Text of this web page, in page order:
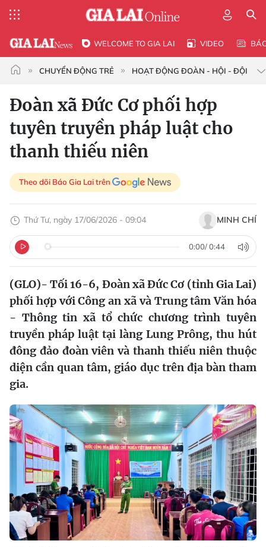
WELCOME TO GIA LAI VIDEO
CHUYỂN ĐỘNG TRẺ HOẠT ĐỘNG ĐOÀN - HỘI - ĐỘI
Đoàn xã Đức Cơ phối hợp
tuyên truyền pháp luật cho
thanh thiếu niên
Theo dõi Báo Gia Lai trên
Thứ Tư, ngày 17/06/2026 - 09:04 MINH CHÍ
0:00/0:44
(GLO)- Tối 16-6, Đoàn xã Đức Cơ (tỉnh Gia Lai)
phối hợp với Công an xã và Trung tâm Văn hóa
- Thông tin xã tổ chức chương trình tuyên
truyền pháp luật tại làng Lung Prông, thu hút
đông đảo đoàn viên và thanh thiếu niên thuộc
diện cần quan tâm, giáo dục trên địa bàn tham
gia.